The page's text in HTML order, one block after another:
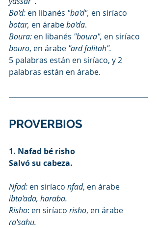
Ba'd: en libanés "ba'd", en siríaco
botar, en árabe ba'da.
Boura: en libanés "boura", en siríaco
bouro, en árabe "ard falitah".
5 palabras están en siríaco, y 2
palabras están en árabe.
PROVERBIOS
1. Nafad bé risho
Salvó su cabeza.
Nfad: en siríaco nfad, en árabe
ibta'ada, haraba.
Risho: en siríaco risho, en árabe
ra'sahu.